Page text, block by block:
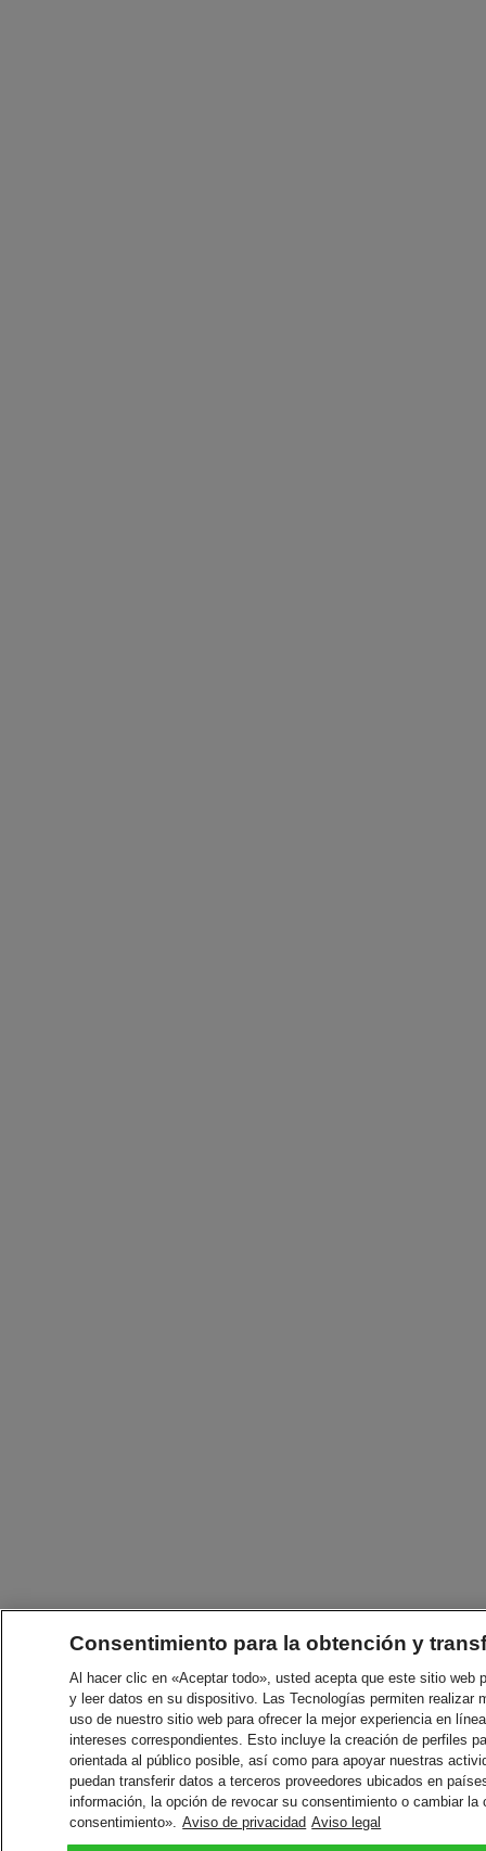
Consentimiento para la obtención y
Al hacer clic en «Aceptar todo», usted acepta que este sitio
y leer datos en su dispositivo. Las Tecnologías permiten
uso de nuestro sitio web para ofrecer la mejor experiencia en
intereses correspondientes. Esto incluye la creación de perfiles
orientada al público posible, así como para apoyar nuestras
puedan transferir datos a terceros proveedores ubicados en
información, la opción de revocar su consentimiento o cambiar
consentimiento». Aviso de privacidad Aviso legal